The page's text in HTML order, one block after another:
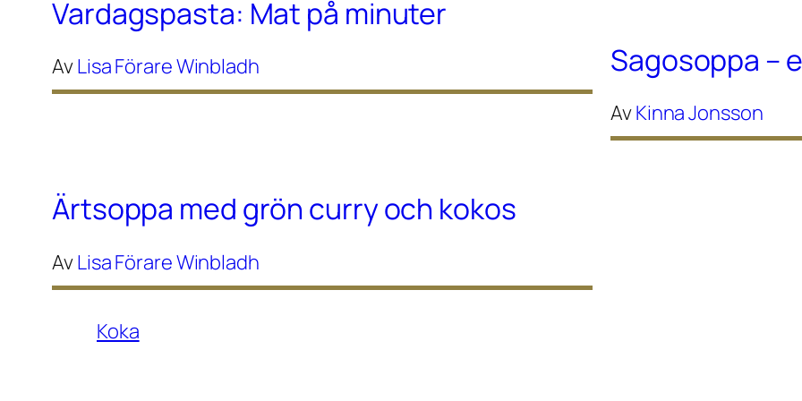
Vardagspasta: Mat på minuter
AvLisa Förare Winbladh Sagosoppa –
AvKinna Jonsson
Ärtsoppa med grön curry och kokos
AvLisa Förare Winbladh
Koka